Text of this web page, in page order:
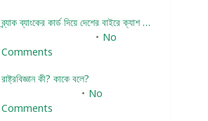
ব্র্যাক ব্যাংকের কার্ড দিয়ে দেশের বাইরে ক্যাশ …
No
Comments
রাষ্ট্রবিজ্ঞান কী? কাকে বলে?
No
Comments